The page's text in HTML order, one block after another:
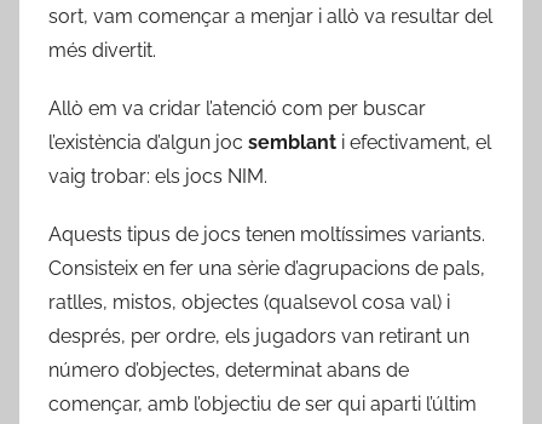
sort, vam començar a menjar i allò va resultar del
més divertit.
Allò em va cridar l’atenció com per buscar
l’existència d’algun joc semblant i efectivament, el
vaig trobar: els jocs NIM.
Aquests tipus de jocs tenen moltíssimes variants.
Consisteix en fer una sèrie d’agrupacions de pals,
ratlles, mistos, objectes (qualsevol cosa val) i
després, per ordre, els jugadors van retirant un
número d’objectes, determinat abans de
començar, amb l’objectiu de ser qui aparti l’últim